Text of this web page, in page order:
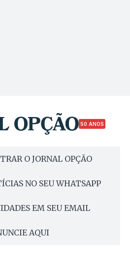
50 ANOS
O JORNAL OPÇÃO
NO SEU WHATSAPP
EM SEU EMAIL
AQUI